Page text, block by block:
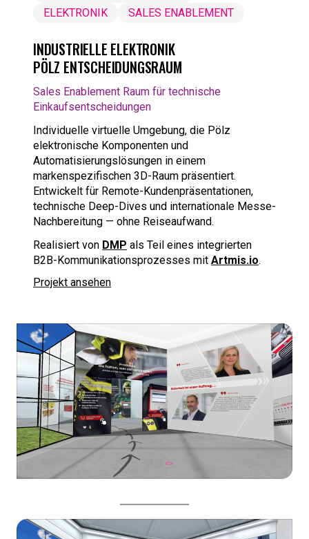
ELEKTRONIK
SALES ENABLEMENT
INDUSTRIELLE ELEKTRONIK
PÖLZ ENTSCHEIDUNGSRAUM
Sales Enablement Raum für technische
Einkaufsentscheidungen
Individuelle virtuelle Umgebung, die Pölz
elektronische Komponenten und
Automatisierungslösungen in einem
markenspezifischen 3D-Raum präsentiert.
Entwickelt für Remote-Kundenpräsentationen,
technische Deep-Dives und internationale Messe-
Nachbereitung — ohne Reiseaufwand.
Realisiert von DMP als Teil eines integrierten
B2B-Kommunikationsprozesses mit Artmis.io.
Projekt ansehen